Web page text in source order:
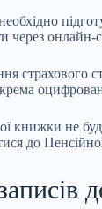
через
страхового
книжки не
до